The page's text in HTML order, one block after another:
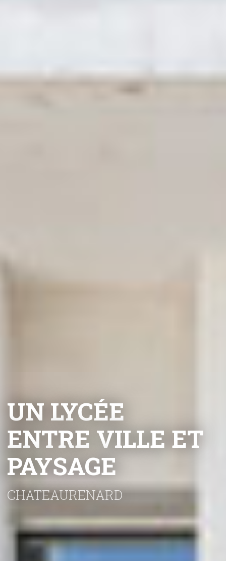
UN LYCÉE
ENTRE VILLE ET
PAYSAGE
CHATEAURENARD